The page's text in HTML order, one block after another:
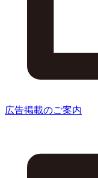
広告掲載のご案内